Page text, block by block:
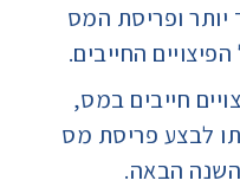
ופריסת המס
החייבים.
חייבים במס,
לבצע פריסת מס
הבאה.